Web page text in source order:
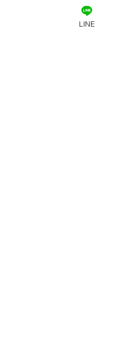
LINE